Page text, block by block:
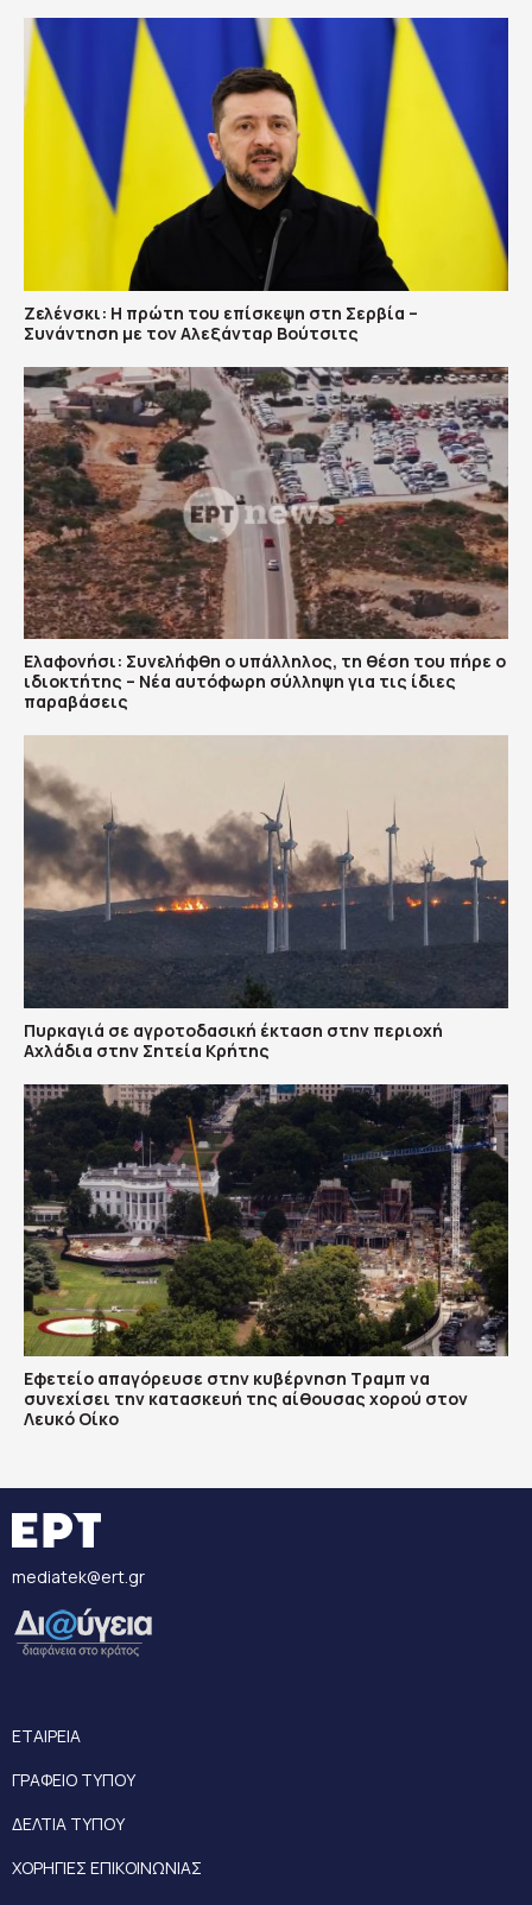
Ζελένσκι: Η πρώτη του επίσκεψη στη Σερβία –
Συνάντηση με τον Αλεξάνταρ Βούτσιτς
Ελαφονήσι: Συνελήφθη ο υπάλληλος, τη θέση του πήρε ο
ιδιοκτήτης – Νέα αυτόφωρη σύλληψη για τις ίδιες
παραβάσεις
Πυρκαγιά σε αγροτοδασική έκταση στην περιοχή
Αχλάδια στην Σητεία Κρήτης
Εφετείο απαγόρευσε στην κυβέρνηση Τραμπ να
συνεχίσει την κατασκευή της αίθουσας χορού στον
Λευκό Οίκο
mediatek@ert.gr
ΕΤΑΙΡΕΙΑ
ΓΡΑΦΕΙΟ ΤΥΠΟΥ
ΔΕΛΤΙΑ ΤΥΠΟΥ
ΧΟΡΗΓΙΕΣ ΕΠΙΚΟΙΝΩΝΙΑΣ